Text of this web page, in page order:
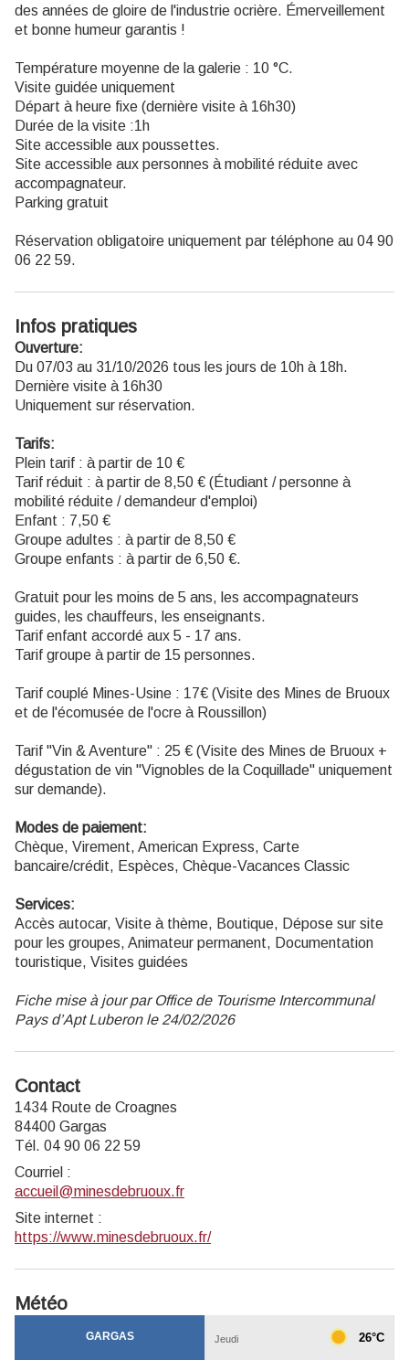
des années de gloire de l'industrie ocrière. Émerveillement
et bonne humeur garantis !
Température moyenne de la galerie : 10 °C.
Visite guidée uniquement
Départ à heure fixe (dernière visite à 16h30)
Durée de la visite :1h
Site accessible aux poussettes.
Site accessible aux personnes à mobilité réduite avec
accompagnateur.
Parking gratuit
Réservation obligatoire uniquement par téléphone au 04 90
06 22 59.
Infos pratiques
Ouverture:
Du 07/03 au 31/10/2026 tous les jours de 10h à 18h.
Dernière visite à 16h30
Uniquement sur réservation.
Tarifs:
Plein tarif : à partir de 10 €
Tarif réduit : à partir de 8,50 € (Étudiant / personne à
mobilité réduite / demandeur d'emploi)
Enfant : 7,50 €
Groupe adultes : à partir de 8,50 €
Groupe enfants : à partir de 6,50 €.
Gratuit pour les moins de 5 ans, les accompagnateurs
guides, les chauffeurs, les enseignants.
Tarif enfant accordé aux 5 - 17 ans.
Tarif groupe à partir de 15 personnes.
Tarif couplé Mines-Usine : 17€ (Visite des Mines de Bruoux
et de l'écomusée de l'ocre à Roussillon)
Tarif "Vin & Aventure" : 25 € (Visite des Mines de Bruoux +
dégustation de vin "Vignobles de la Coquillade" uniquement
sur demande).
Modes de paiement:
Chèque, Virement, American Express, Carte
bancaire/crédit, Espèces, Chèque-Vacances Classic
Services:
Accès autocar, Visite à thème, Boutique, Dépose sur site
pour les groupes, Animateur permanent, Documentation
touristique, Visites guidées
Fiche mise à jour par Office de Tourisme Intercommunal
Pays d’Apt Luberon le 24/02/2026
Contact
1434 Route de Croagnes
84400 Gargas
Tél. 04 90 06 22 59
Courriel :
accueil@minesdebruoux.fr
Site internet :
https://www.minesdebruoux.fr/
Météo